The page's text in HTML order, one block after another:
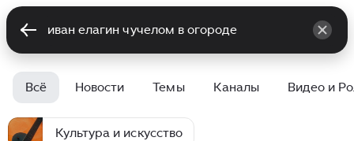
Всё Новости Темы Каналы Видео и
Культура и искусство